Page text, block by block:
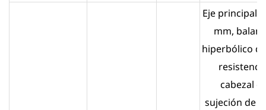
Eje principal
mm,
hiperbólico
cabezal
sujeción de